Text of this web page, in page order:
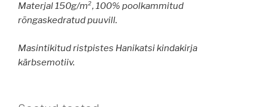
Materjal 150g/m², 100% poolkammitud
rõngaskedratud puuvill.
Masintikitud ristpistes Hanikatsi kindakirja
kärbsemotiiv.